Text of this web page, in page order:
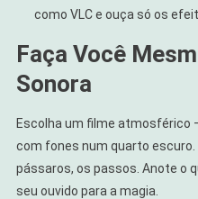
como VLC e ouça só os
Faça Você
Sonora
Escolha um filme atmosférico
com fones num quarto escuro.
pássaros, os passos. Anote o
seu ouvido para a magia.